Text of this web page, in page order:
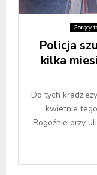
Gorący
Policja
kilka
Do tych
kwietnie
Rogoźnie przy